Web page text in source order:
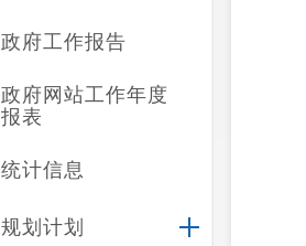
政府工作报告
政府网站工作年度
报表
统计信息
规划计划